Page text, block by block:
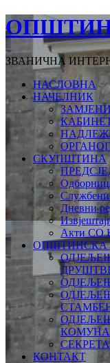
ЗВАНИЧНА
НАСЛОВНА
НАЧЕЛНИК
СКУПШТИНА
Службени
Дневни
Акти СО
ОПШТИНСКА
КОНТАКТ